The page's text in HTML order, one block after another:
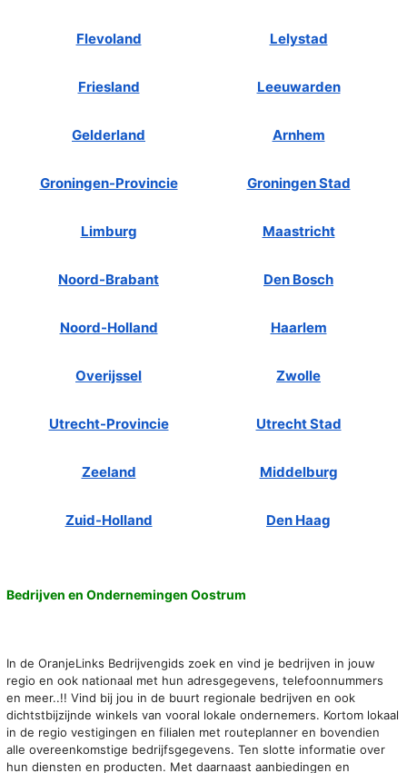
Flevoland Lelystad
Friesland Leeuwarden
Gelderland Arnhem
Groningen-Provincie Groningen Stad
Limburg Maastricht
Noord-Brabant Den Bosch
Noord-Holland Haarlem
Overijssel Zwolle
Utrecht-Provincie Utrecht Stad
Zeeland Middelburg
Zuid-Holland Den Haag
Bedrijven en Ondernemingen Oostrum
In de OranjeLinks Bedrijvengids zoek en vind je bedrijven in jouw
regio en ook nationaal met hun adresgegevens, telefoonnummers
en meer..!! Vind bij jou in de buurt regionale bedrijven en ook
dichtstbijzijnde winkels van vooral lokale ondernemers. Kortom lokaal
in de regio vestigingen en filialen met routeplanner en bovendien
alle overeenkomstige bedrijfsgegevens. Ten slotte informatie over
hun diensten en producten. Met daarnaast aanbiedingen en